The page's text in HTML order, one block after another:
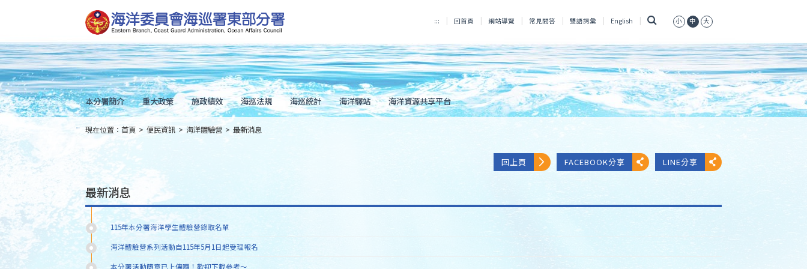
到
主
要
內
容
Skip
to
main
content
::: 回首頁 網站導覽 常見問答 雙語詞彙 English 小 中 大
本分署簡介 重大政策 施政績效 海巡法規 海巡統計 海洋驛站 海洋資源共享平台
::: 現在位置： 首頁 > 便民資訊 > 海洋體驗營 > 最新消息
回上頁 FACEBOOK分享 LINE分享
最新消息
115年本分署海洋學生體驗營錄取名單
海洋體驗營系列活動自115年5月1日起受理報名
本分署活動簡章已上傳囉！歡迎下載參考～